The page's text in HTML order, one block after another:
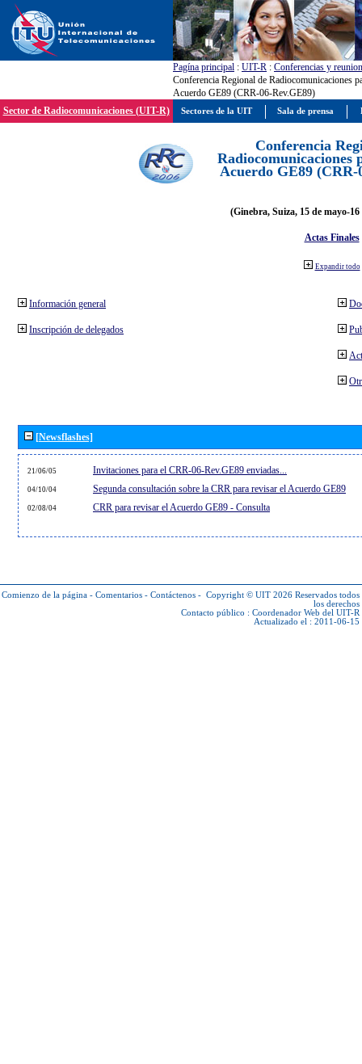
Pagína principal : UIT-R : Conferencias y
Conferencia Regional de Radiocomunicaciones
Acuerdo GE89 (CRR-06-Rev.GE89)
Sector de Radiocomunicaciones (UIT-R)
Conferencia
Radiocomunicaciones
Acuerdo GE89 (CRR-
(Ginebra, Suiza, 15 de mayo-
Actas Finales
Expandir todo
Información general
Inscripción de delegados
[Newsflashes]
21/06/05 Invitaciones para el CRR-06-Rev.GE89 enviadas...
04/10/04 Segunda consultación sobre la CRR para revisar el Acuerdo GE89
02/08/04 CRR para revisar el Acuerdo GE89 - Consulta
Comienzo de la página - Comentarios - Contáctenos - Copyright © UIT 2026 Reservados todos
los derechos
Contacto público : Coordenador Web del UIT-R
Actualizado el : 2011-06-15
Sectores de la UIT Sala de prensa